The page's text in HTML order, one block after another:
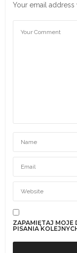
Your email
ZAPAMIĘTAJ MOJE
PISANIA